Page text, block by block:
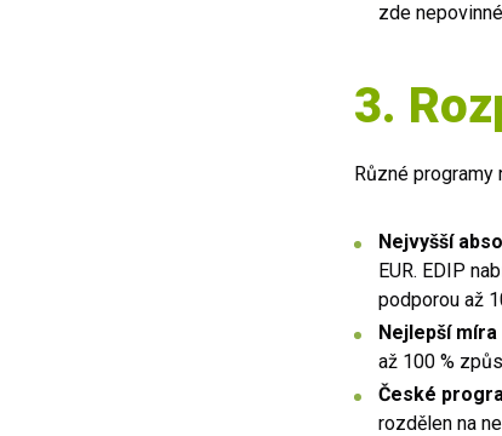
zde
3.
Různé
Nejvyšší
EUR. EDIP
podporou až
Nejlepší
až 100 %
České
rozdělen na